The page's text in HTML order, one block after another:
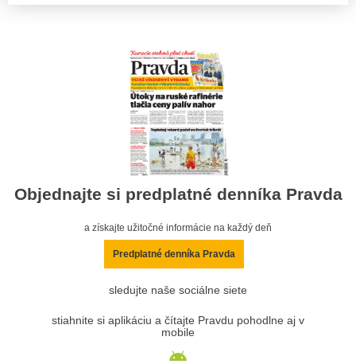
Objednajte si predplatné denníka Pravda
a získajte užitočné informácie na každý deň
Predplatné denníka Pravda
sledujte naše sociálne siete
stiahnite si aplikáciu a čítajte Pravdu pohodlne aj v
mobile